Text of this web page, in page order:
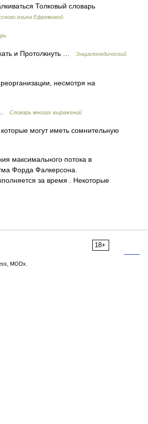
Толковый словарь
языка Ефремовой
и Протолкнуть …
Энциклопедический
несмотря на
… Словарь многих выражений
могут иметь сомнительную
максимального потока в
Форда Фалкерсона.
за время . Некоторые
18+
MODx.